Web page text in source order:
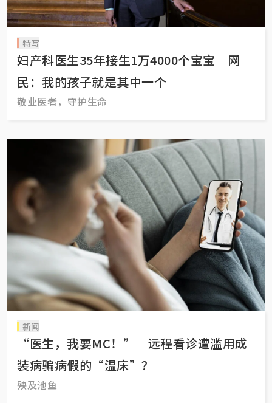
特写
妇产科医生35年接生1万4000个宝宝 网
民：我的孩子就是其中一个
敬业医者，守护生命
新闻
“医生，我要MC！” 远程看诊遭滥用成
装病骗病假的“温床”？
殃及池鱼